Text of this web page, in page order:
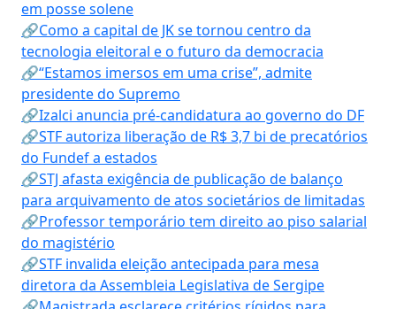
em posse solene
🔗Como a capital de JK se tornou centro da
tecnologia eleitoral e o futuro da democracia
🔗“Estamos imersos em uma crise”, admite
presidente do Supremo
🔗Izalci anuncia pré-candidatura ao governo do DF
🔗STF autoriza liberação de R$ 3,7 bi de precatórios
do Fundef a estados
🔗STJ afasta exigência de publicação de balanço
para arquivamento de atos societários de limitadas
🔗Professor temporário tem direito ao piso salarial
do magistério
🔗STF invalida eleição antecipada para mesa
diretora da Assembleia Legislativa de Sergipe